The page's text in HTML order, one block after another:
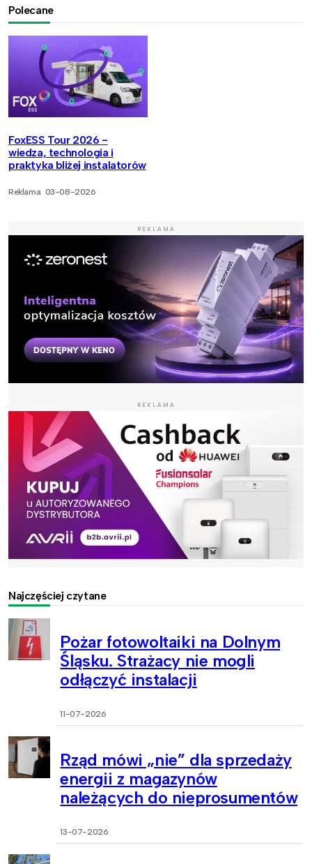
Polecane
FoxESS Tour 2026 -
wiedza, technologia i
praktyka bliżej instalatorów
Reklama 03-08-2026
REKLAMA
REKLAMA
Najczęściej czytane
Pożar fotowoltaiki na Dolnym
Śląsku. Strażacy nie mogli
odłączyć instalacji
11-07-2026
Rząd mówi „nie” dla sprzedaży
energii z magazynów
należących do nieprosumentów
13-07-2026